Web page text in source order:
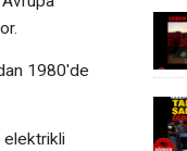
1980'de
elektrikli